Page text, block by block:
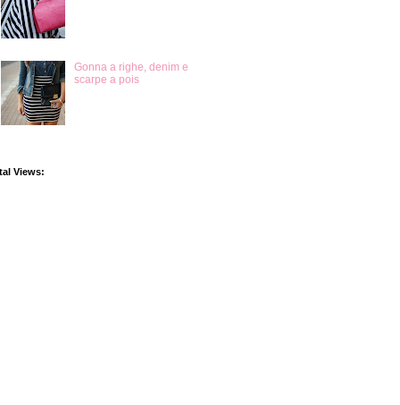
Gonna a righe, denim e
scarpe a pois
Views: